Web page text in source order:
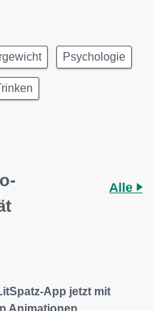
Psychologie
Alle
App jetzt mit
Animationen